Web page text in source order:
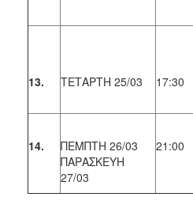
13. ΤΕΤΑΡΤΗ 25/03 17:30
14.
ΠΕΜΠΤΗ 26/03
ΠΑΡΑΣΚΕΥΗ
27/03
21:00